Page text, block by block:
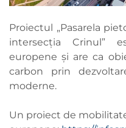
Proiectul „Pasarela
intersecția Crinul”
europene și are ca
carbon prin
moderne.
Un proiect de